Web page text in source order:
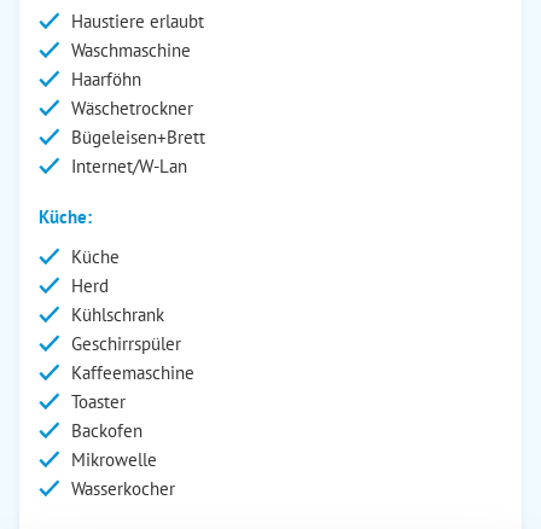
Haustiere erlaubt
Waschmaschine
Haarföhn
Wäschetrockner
Bügeleisen+Brett
Internet/W-Lan
Küche:
Küche
Herd
Kühlschrank
Geschirrspüler
Kaffeemaschine
Toaster
Backofen
Mikrowelle
Wasserkocher